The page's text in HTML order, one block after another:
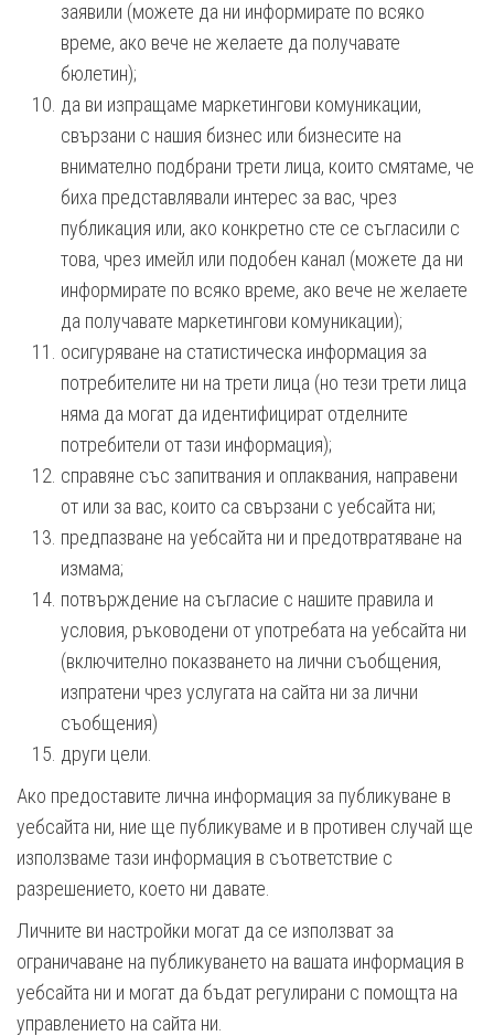
заявили (можете да ни информирате по всяко
време, ако вече не желаете да получавате
бюлетин);
да ви изпращаме маркетингови комуникации,
свързани с нашия бизнес или бизнесите на
внимателно подбрани трети лица, които смятаме, че
биха представлявали интерес за вас, чрез
публикация или, ако конкретно сте се съгласили с
това, чрез имейл или подобен канал (можете да ни
информирате по всяко време, ако вече не желаете
да получавате маркетингови комуникации);
осигуряване на статистическа информация за
потребителите ни на трети лица (но тези трети лица
няма да могат да идентифицират отделните
потребители от тази информация);
справяне със запитвания и оплаквания, направени
от или за вас, които са свързани с уебсайта ни;
предпазване на уебсайта ни и предотвратяване на
измама;
потвърждение на съгласие с нашите правила и
условия, ръководени от употребата на уебсайта ни
(включително показването на лични съобщения,
изпратени чрез услугата на сайта ни за лични
съобщения)
други цели.
Ако предоставите лична информация за публикуване в
уебсайта ни, ние ще публикуваме и в противен случай ще
използваме тази информация в съответствие с
разрешението, което ни давате.
Личните ви настройки могат да се използват за
ограничаване на публикуването на вашата информация в
уебсайта ни и могат да бъдат регулирани с помощта на
управлението на сайта ни.